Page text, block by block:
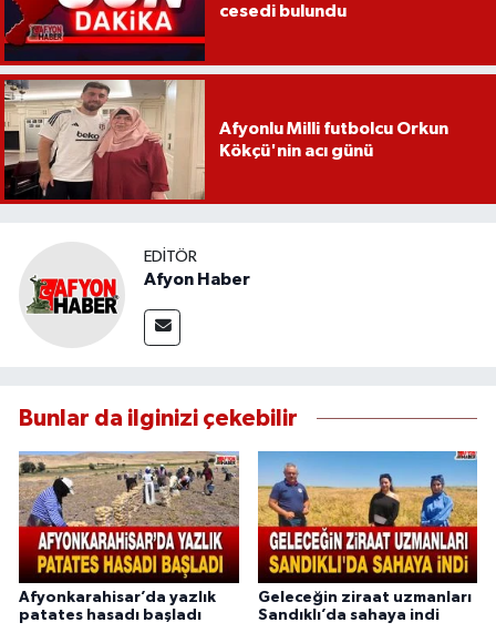
cesedi bulundu
Afyonlu Milli futbolcu Orkun
Kökçü'nin acı günü
EDITÖR
Afyon Haber
Bunlar da ilginizi çekebilir
Afyonkarahisar’da yazlık
patates hasadı başladı
Geleceğin ziraat uzmanları
Sandıklı’da sahaya indi